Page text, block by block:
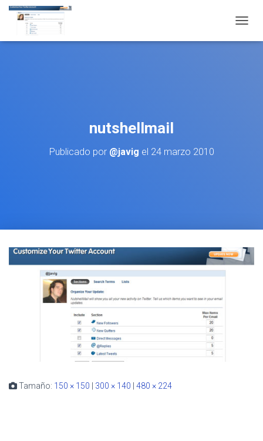
nutshellmail
Publicado por @javig el 24 marzo 2010
Tamaño: 150 × 150 300 × 140 480 × 224